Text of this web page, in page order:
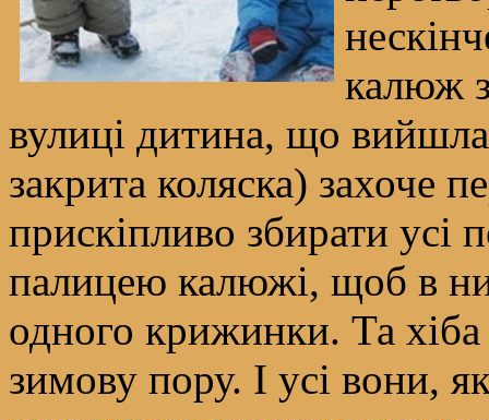
калюж
вулиці дитина, що вийшла
закрита коляска) захоче
прискіпливо збирати усі
палицею калюжі, щоб в
одного крижинки. Та
зимову пору. І усі вони,